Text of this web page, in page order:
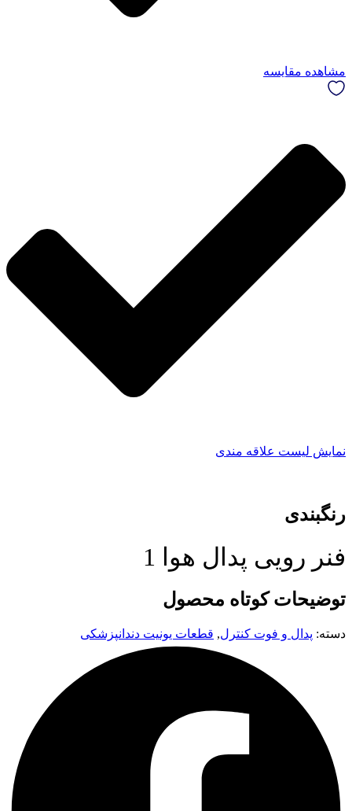
مشاهده مقایسه
نمایش لیست علاقه مندی
رنگبندی
فنر رویی پدال هوا 1
توضیحات کوتاه محصول
دسته: پدال و فوت کنترل, قطعات یونیت دندانپزشکی